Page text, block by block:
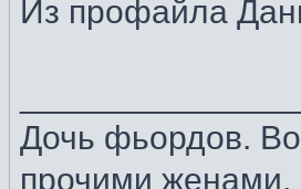
Из профайла
Дочь фьордов.
прочими женами,